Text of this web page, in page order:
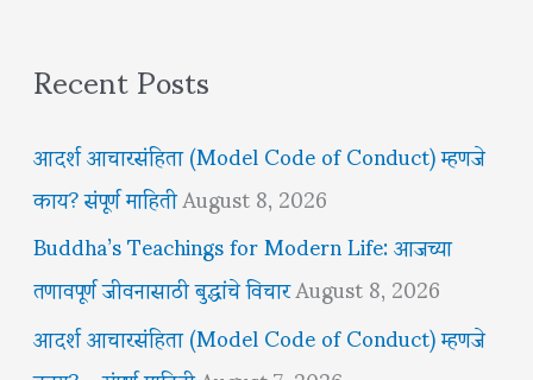
Recent Posts
आदर्श आचारसंहिता (Model Code of Conduct) म्हणजे
काय? संपूर्ण माहितीAugust 8, 2026
Buddha’s Teachings for Modern Life: आजच्या
तणावपूर्ण जीवनासाठी बुद्धांचे विचारAugust 8, 2026
आदर्श आचारसंहिता (Model Code of Conduct) म्हणजे